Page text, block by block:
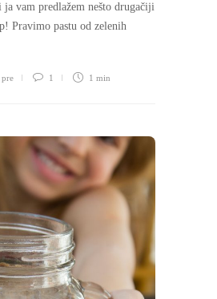
vam predlažem nešto drugačiji
Pravimo pastu od zelenih
1 1 min